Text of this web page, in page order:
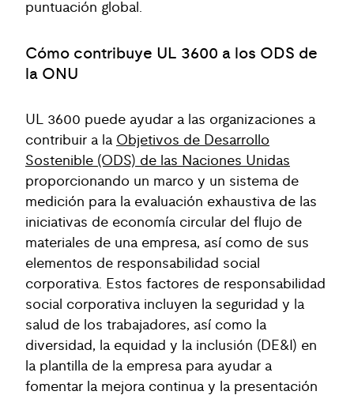
puntuación global.
Cómo contribuye UL 3600 a los ODS de
la ONU
UL 3600 puede ayudar a las organizaciones a
contribuir a la Objetivos de Desarrollo
Sostenible (ODS) de las Naciones Unidas
proporcionando un marco y un sistema de
medición para la evaluación exhaustiva de las
iniciativas de economía circular del flujo de
materiales de una empresa, así como de sus
elementos de responsabilidad social
corporativa. Estos factores de responsabilidad
social corporativa incluyen la seguridad y la
salud de los trabajadores, así como la
diversidad, la equidad y la inclusión (DE&I) en
la plantilla de la empresa para ayudar a
fomentar la mejora continua y la presentación